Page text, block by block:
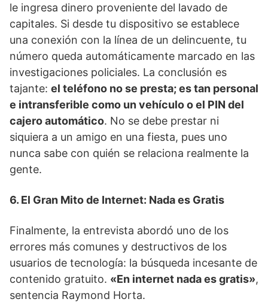
le ingresa dinero proveniente del lavado de
capitales. Si desde tu dispositivo se establece
una conexión con la línea de un delincuente, tu
número queda automáticamente marcado en las
investigaciones policiales. La conclusión es
tajante: el teléfono no se presta; es tan personal
e intransferible como un vehículo o el PIN del
cajero automático. No se debe prestar ni
siquiera a un amigo en una fiesta, pues uno
nunca sabe con quién se relaciona realmente la
gente.
6. El Gran Mito de Internet: Nada es Gratis
Finalmente, la entrevista abordó uno de los
errores más comunes y destructivos de los
usuarios de tecnología: la búsqueda incesante de
contenido gratuito. «En internet nada es gratis»,
sentencia Raymond Horta.